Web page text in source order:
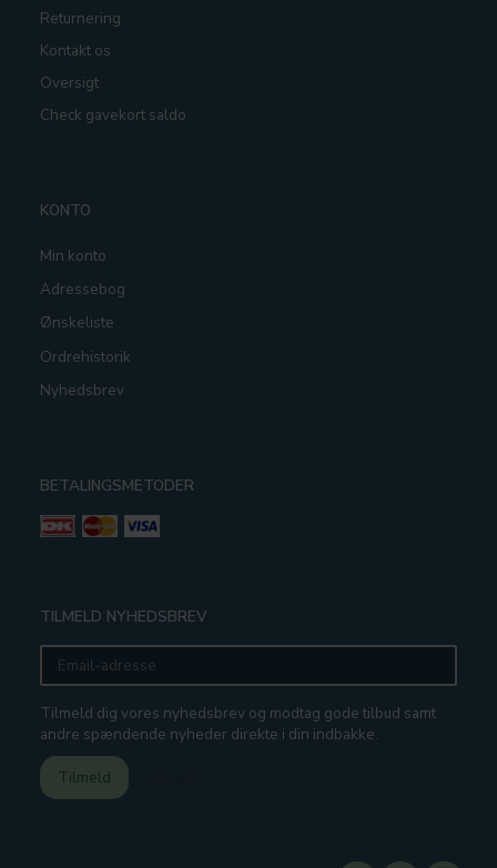
Returnering
Kontakt os
Oversigt
Check gavekort saldo
KONTO
Min konto
Adressebog
Ønskeliste
Ordrehistorik
Nyhedsbrev
BETALINGSMETODER
TILMELD NYHEDSBREV
Email-
adresse
Tilmeld dig vores nyhedsbrev og modtag gode tilbud samt
andre spændende nyheder direkte i din indbakke.
Tilmeld